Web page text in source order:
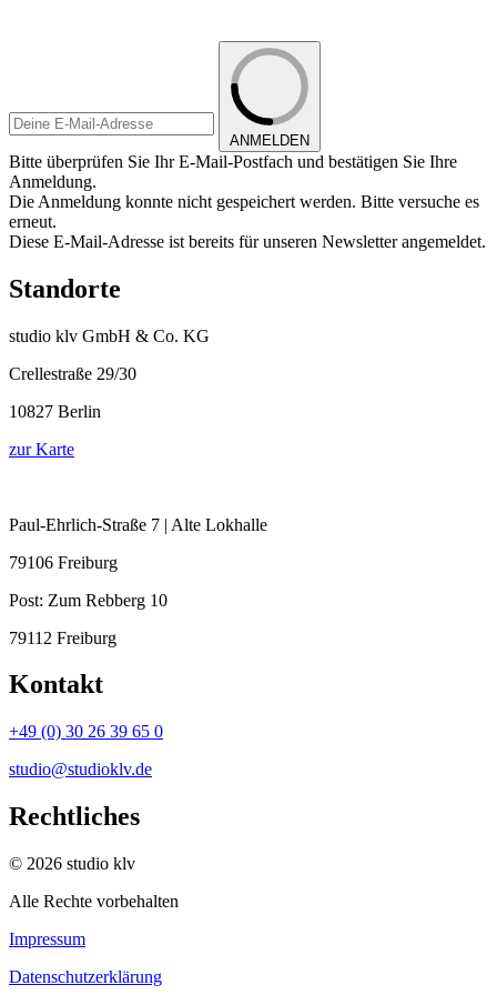
ANMELDEN
Bitte überprüfen Sie Ihr E-Mail-Postfach und bestätigen Sie Ihre
Anmeldung.
Die Anmeldung konnte nicht gespeichert werden. Bitte versuche es
erneut.
Diese E-Mail-Adresse ist bereits für unseren Newsletter angemeldet.
Standorte
studio klv GmbH & Co. KG
Crellestraße 29/30
10827 Berlin
zur Karte
Paul-Ehrlich-Straße 7 | Alte Lokhalle
79106 Freiburg
Post: Zum Rebberg 10
79112 Freiburg
Kontakt
+49 (0) 30 26 39 65 0
studio@studioklv.de
Rechtliches
© 2026 studio klv
Alle Rechte vorbehalten
Impressum
Datenschutzerklärung